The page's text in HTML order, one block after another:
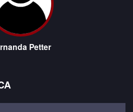
Petter